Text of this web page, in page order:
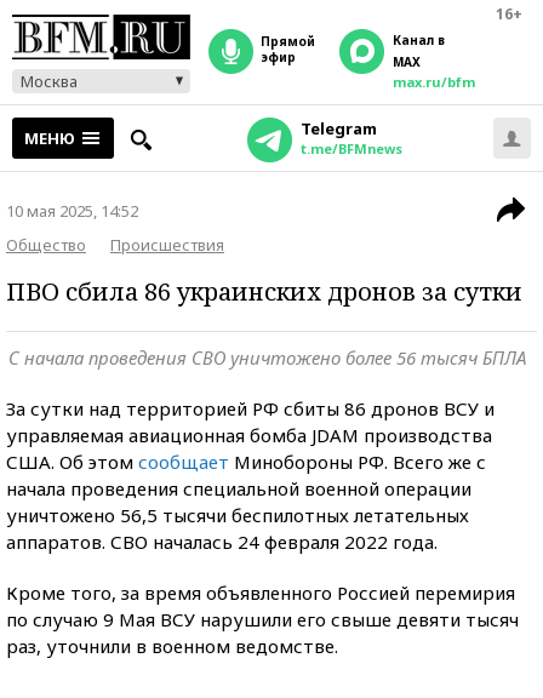
16+
Москва
прямой
эфир
Канал в
MAX
max.ru/bfm
МЕНЮ Telegram
t.me/BFMnews
10 мая 2025, 14:52
Общество
Происшествия
ПВО сбила 86 украинских дронов за сутки
С начала проведения СВО уничтожено более 56 тысяч БПЛА
За сутки над территорией РФ сбиты 86 дронов ВСУ и
управляемая авиационная бомба JDAM производства
США. Об этом сообщает Минобороны РФ. Всего же с
начала проведения специальной военной операции
уничтожено 56,5 тысячи беспилотных летательных
аппаратов. СВО началась 24 февраля 2022 года.
Кроме того, за время объявленного Россией перемирия
по случаю 9 Мая ВСУ нарушили его свыше девяти тысяч
раз, уточнили в военном ведомстве.